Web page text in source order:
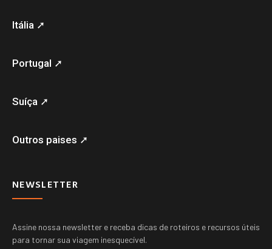
Itália ➚
Portugal ➚
Suíça ➚
Outros paises ➚
NEWSLETTER
Assine nossa newsletter e receba dicas de roteiros e recursos úteis
para tornar sua viagem inesquecível.